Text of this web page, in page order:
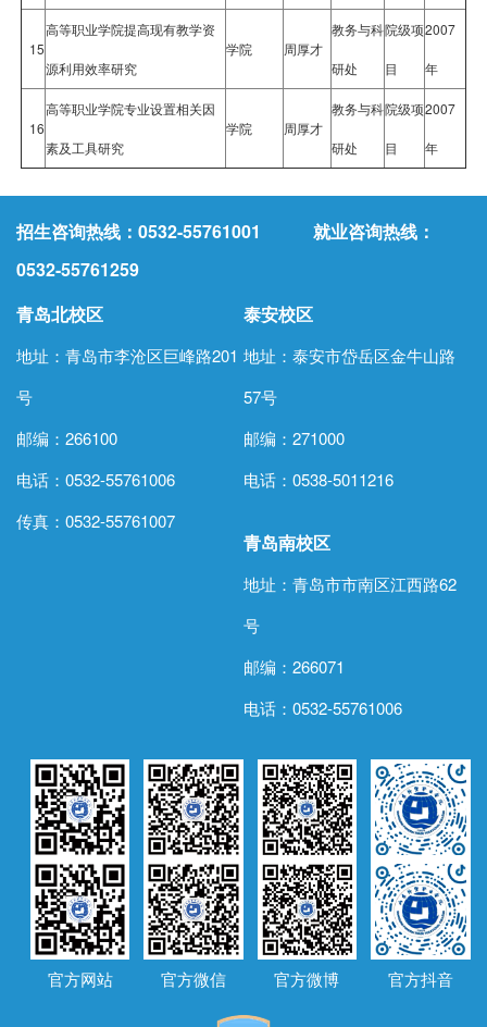
15
高等职业学院提高现有教学资
源利用效率研究
学院 周厚才
教务与科
研处
院级项
目
2007
年
16
高等职业学院专业设置相关因
素及工具研究
学院 周厚才
教务与科
研处
院级项
目
2007
年
招生咨询热线：0532-55761001 就业咨询热线：
0532-55761259
青岛北校区
地址：青岛市李沧区巨峰路201
号
邮编：266100
电话：0532-55761006
传真：0532-55761007
泰安校区
地址：泰安市岱岳区金牛山路
57号
邮编：271000
电话： 0538-5011216
青岛南校区
地址：青岛市市南区江西路62
号
邮编：266071
电话：0532-55761006
官方网站 官方微信 官方微博 官方抖音